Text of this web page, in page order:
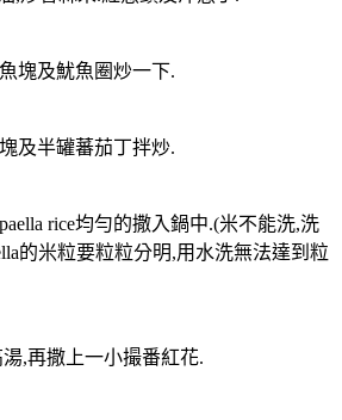
塊及魷魚圈炒一下.
及半罐蕃茄丁拌炒.
rice均勻的撒入鍋中.(米不能洗,洗
的米粒要粒粒分明,用水洗無法達到粒
,再撒上一小撮番紅花.